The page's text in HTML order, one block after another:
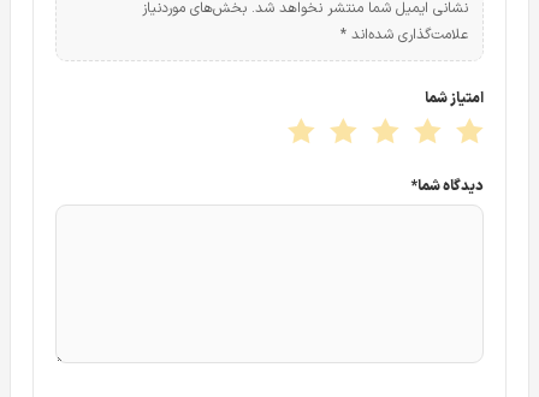
ظاهر فیزیکی و ظاهری دوربین 1209TLQP LED
نشانی ایمیل شما منتشر نخواهد شد. بخش‌های موردنیاز
علامت‌گذاری شده‌اند *
امتیاز شما
دیدگاه شما*